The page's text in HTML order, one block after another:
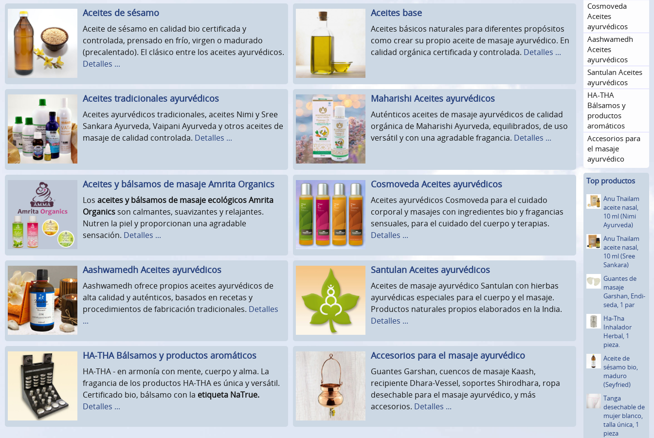
Aceites de sésamo
Aceite de sésamo en calidad bio certificada y
controlada, prensado en frío, virgen o madurado
(precalentado). El clásico entre los aceites ayurvédicos.
Detalles ...
Aceites base
Aceites básicos naturales para diferentes propósitos
como crear su propio aceite de masaje ayurvédico. En
calidad orgánica certificada y controlada. Detalles ...
Aceites tradicionales ayurvédicos
Aceites ayurvédicos tradicionales, aceites Nimi y Sree
Sankara Ayurveda, Vaipani Ayurveda y otros aceites de
masaje de calidad controlada. Detalles ...
Maharishi Aceites ayurvédicos
Auténticos aceites de masaje ayurvédicos de calidad
orgánica de Maharishi Ayurveda, equilibrados, de uso
versátil y con una agradable fragancia. Detalles ...
Aceites y bálsamos de masaje Amrita Organics
Los aceites y bálsamos de masaje ecológicos Amrita
Organicsson calmantes, suavizantes y relajantes.
Nutren la piel y proporcionan una agradable
sensación. Detalles ...
Cosmoveda Aceites ayurvédicos
Aceites ayurvédicos Cosmoveda para el cuidado
corporal y masajes con ingredientes bio y fragancias
sensuales, para el cuidado del cuerpo y terapias.
Detalles ...
Aashwamedh Aceites ayurvédicos
Aashwamedh ofrece propios aceites ayurvédicos de
alta calidad y auténticos, basados en recetas y
procedimientos de fabricación tradicionales. Detalles
...
Santulan Aceites ayurvédicos
Aceites de masaje ayurvédico Santulan con hierbas
ayurvédicas especiales para el cuerpo y el masaje.
Productos naturales propios elaborados en la India.
Detalles ...
HA-THA Bálsamos y productos aromáticos
HA-THA - en armonía con mente, cuerpo y alma. La
fragancia de los productos HA-THA es única y versátil.
Certificado bio, bálsamo con la etiqueta NaTrue.
Detalles ...
Accesorios para el masaje ayurvédico
Guantes Garshan, cuencos de masaje Kaash,
recipiente Dhara-Vessel, soportes Shirodhara, ropa
desechable para el masaje ayurvédico, y más
accesorios. Detalles ...
Cosmoveda
Aceites
ayurvédicos
Aashwamedh
Aceites
ayurvédicos
Santulan Aceites
ayurvédicos
HA-THA
Bálsamos y
productos
aromáticos
Accesorios para
el masaje
ayurvédico
Top productos
Anu Thailam
aceite nasal,
10 ml (Nimi
Ayurveda)
Anu Thailam
aceite nasal,
10 ml (Sree
Sankara)
Guantes de
masaje
Garshan, Endi-
seda, 1 par
Ha-Tha
Inhalador
Herbal, 1
pieza.
Aceite de
sésamo bio,
maduro
(Seyfried)
Tanga
desechable de
mujer blanco,
talla única, 1
pieza